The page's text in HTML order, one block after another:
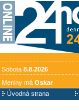
Sobota 8.8.2026
Meniny má Oskar
Úvodná strana